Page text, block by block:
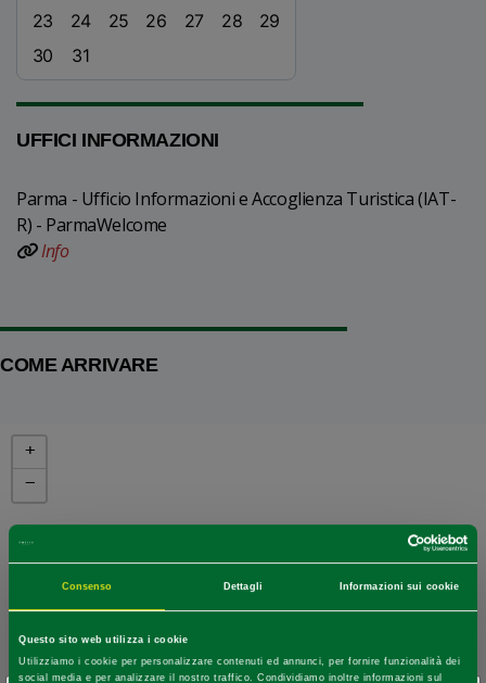
Consenso Dettagli Informazioni sui cookie
Questo sito web utilizza i cookie
Utilizziamo i cookie per personalizzare contenuti ed annunci, per fornire funzionalità dei
social media e per analizzare il nostro traffico. Condividiamo inoltre informazioni sul
23
24 25 26 27 28
29
30
31
UFFICI INFORMAZIONI
Parma - Ufficio Informazioni e Accoglienza Turistica (IAT-
R) - ParmaWelcome
Info
COME ARRIVARE
+
−